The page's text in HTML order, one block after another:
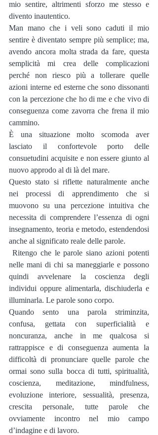
mio sentire, altrimenti sforzo me stesso e
divento inautentico.
Man mano che i veli sono caduti il mio
sentire è diventato sempre più semplice; ma,
avendo ancora molta strada da fare, questa
semplicità mi crea delle complicazioni
perché non riesco più a tollerare quelle
azioni interne ed esterne che sono dissonanti
con la percezione che ho di me e che vivo di
conseguenza come zavorra che frena il mio
cammino.
È una situazione molto scomoda aver
lasciato il confortevole porto delle
consuetudini acquisite e non essere giunto al
nuovo approdo al di là del mare.
Questo stato si riflette naturalmente anche
nei processi di apprendimento che si
muovono su una percezione intuitiva che
necessita di comprendere l’essenza di ogni
insegnamento, teoria e metodo, estendendosi
anche al significato reale delle parole.
nelle mani di chi sa maneggiarle e possono
quindi avvelenare la coscienza degli
individui oppure alimentarla, dischiuderla e
illuminarla. Le parole sono corpo.
Quando sento una parola striminzita,
confusa, gettata con superficialità e
noncuranza, anche in me qualcosa si
rattrappisce e di conseguenza aumenta la
difficoltà di pronunciare quelle parole che
ormai sono sulla bocca di tutti, spiritualità,
coscienza, meditazione, mindfulness,
evoluzione interiore, sessualità, presenza,
crescita personale, tutte parole che
ovviamente incontro nel mio campo
d’indagine e di lavoro.